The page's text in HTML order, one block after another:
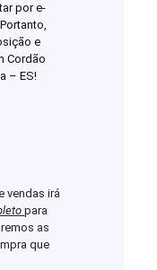
por e-
e
Cordão
– ES!
vendas irá
para
as
que